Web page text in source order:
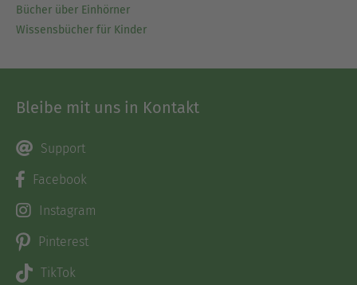
Bücher über Einhörner
Wissensbücher für Kinder
Bleibe mit uns in Kontakt
Support
Facebook
Instagram
Pinterest
TikTok